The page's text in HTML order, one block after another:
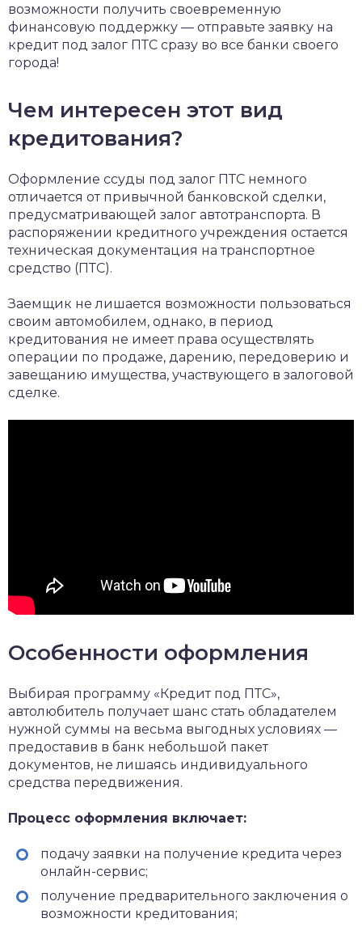
возможности получить своевременную
финансовую поддержку — отправьте заявку на
кредит под залог ПТС сразу во все банки своего
города!
Чем интересен этот вид
кредитования?
Оформление ссуды под залог ПТС немного
отличается от привычной банковской сделки,
предусматривающей залог автотранспорта. В
распоряжении кредитного учреждения остается
техническая документация на транспортное
средство (ПТС).
Заемщик не лишается возможности пользоваться
своим автомобилем, однако, в период
кредитования не имеет права осуществлять
операции по продаже, дарению, передоверию и
завещанию имущества, участвующего в залоговой
сделке.
Особенности оформления
Выбирая программу «Кредит под ПТС»,
автолюбитель получает шанс стать обладателем
нужной суммы на весьма выгодных условиях —
предоставив в банк небольшой пакет
документов, не лишаясь индивидуального
средства передвижения.
Процесс оформления включает:
подачу заявки на получение кредита через
онлайн-сервис;
получение предварительного заключения о
возможности кредитования;